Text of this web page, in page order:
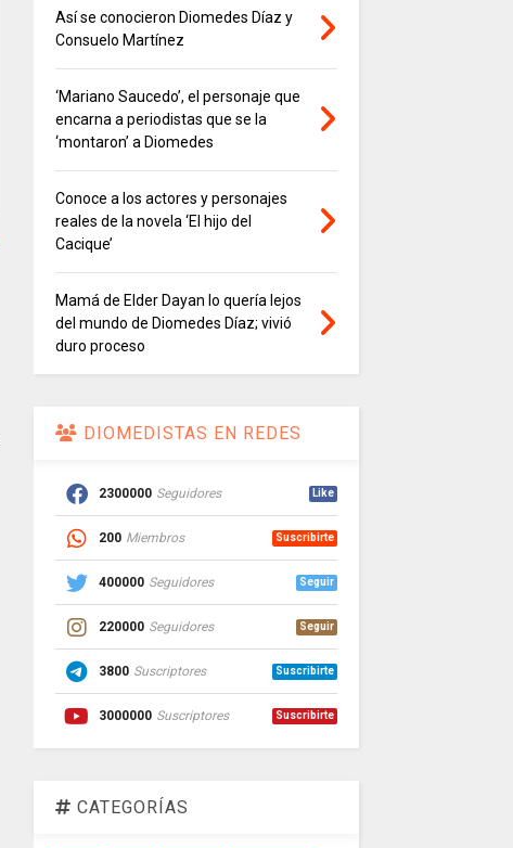
Así se conocieron Diomedes Díaz y
Consuelo Martínez
‘Mariano Saucedo’, el personaje que
encarna a periodistas que se la
‘montaron’ a Diomedes
Conoce a los actores y personajes
reales de la novela ‘El hijo del
Cacique’
Mamá de Elder Dayan lo quería lejos
del mundo de Diomedes Díaz; vivió
duro proceso
DIOMEDISTAS EN REDES
2300000 Seguidores Like
200 Miembros Suscribirte
400000 Seguidores Seguir
220000 Seguidores Seguir
3800 Suscriptores Suscribirte
3000000 Suscriptores Suscribirte
CATEGORÍAS